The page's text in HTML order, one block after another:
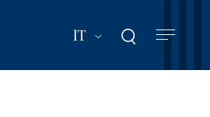
IT Mostra ulteriori